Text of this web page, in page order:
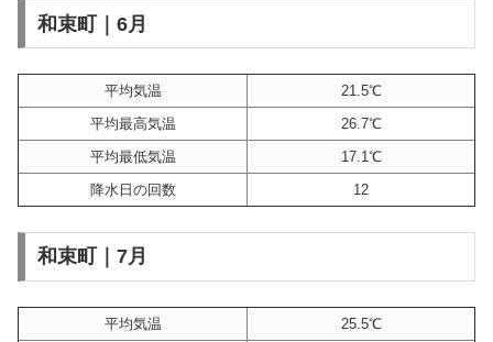
和束町｜6月
平均気温
21.5℃
平均最高気温
26.7℃
平均最低気温
17.1℃
降水日の回数
12
和束町｜7月
平均気温
25.5℃